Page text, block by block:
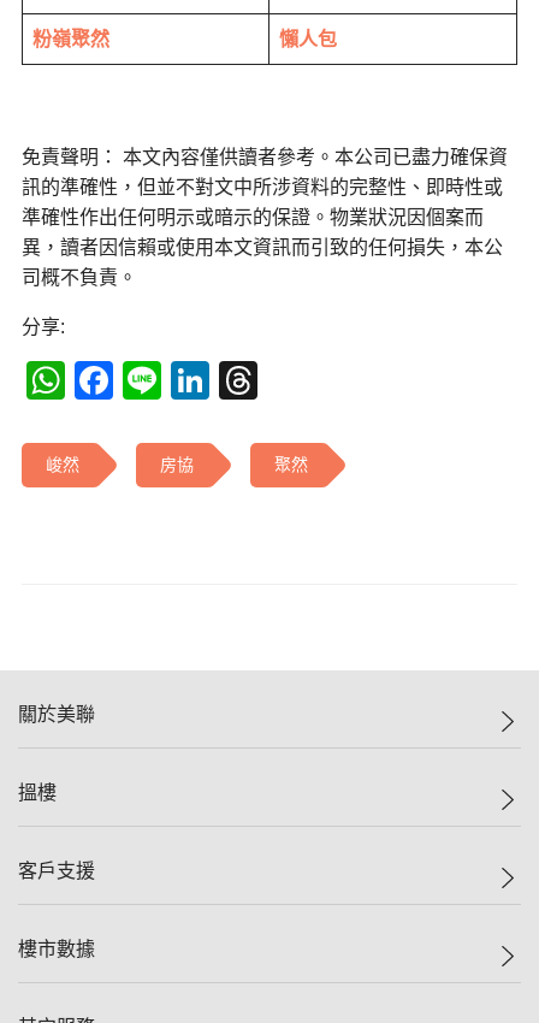
粉嶺聚然 懶人包
免責聲明： 本文內容僅供讀者參考。本公司已盡力確保資
訊的準確性，但並不對文中所涉資料的完整性、即時性或
準確性作出任何明示或暗示的保證。物業狀況因個案而
異，讀者因信賴或使用本文資訊而引致的任何損失，本公
司概不負責。
分享:
WhatsApp
Facebook
LineLinkedIn
峻然 房協 聚然
關於美聯
美聯集團
人才招募
搵樓
一手新盤
減價
客戶支援
自助放盤
樓市數據
樓價指數